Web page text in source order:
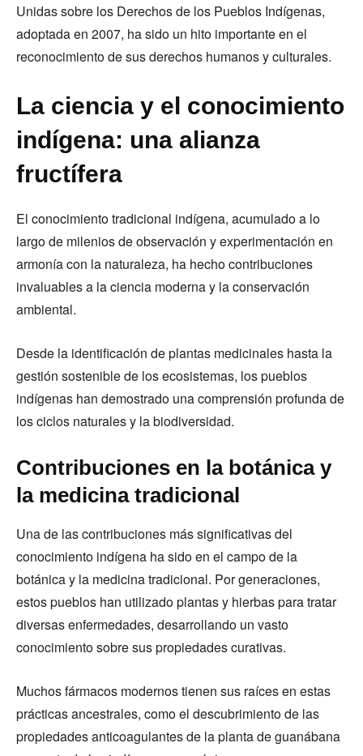
Unidas sobre los Derechos de los Pueblos Indígenas,
adoptada en 2007, ha sido un hito importante en el
reconocimiento de sus derechos humanos y culturales.
La ciencia y el conocimiento
indígena: una alianza
fructífera
El conocimiento tradicional indígena, acumulado a lo
largo de milenios de observación y experimentación en
armonía con la naturaleza, ha hecho contribuciones
invaluables a la ciencia moderna y la conservación
ambiental.
Desde la identificación de plantas medicinales hasta la
gestión sostenible de los ecosistemas, los pueblos
indígenas han demostrado una comprensión profunda de
los ciclos naturales y la biodiversidad.
Contribuciones en la botánica y
la medicina tradicional
Una de las contribuciones más significativas del
conocimiento indígena ha sido en el campo de la
botánica y la medicina tradicional. Por generaciones,
estos pueblos han utilizado plantas y hierbas para tratar
diversas enfermedades, desarrollando un vasto
conocimiento sobre sus propiedades curativas.
Muchos fármacos modernos tienen sus raíces en estas
prácticas ancestrales, como el descubrimiento de las
propiedades anticoagulantes de la planta de guanábana